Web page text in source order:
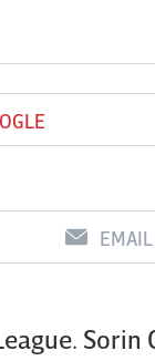
EMAIL
Sorin
Rapid